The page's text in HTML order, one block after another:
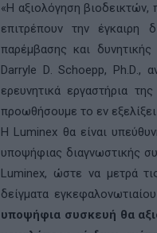
«Η αξιολόγηση βιοδεικτών,
επιτρέπουν την έγκαιρη
παρέμβασης και
Darryle D.Schoepp, Ph.D.,
ερευνητικά εργαστήρια της
προωθήσουμε το εν
Η Luminex θα είναι
υποψήφιας διαγνωστικής
Luminex, ώστε να μετρά
δείγματα
υποψήφια συσκευή θα